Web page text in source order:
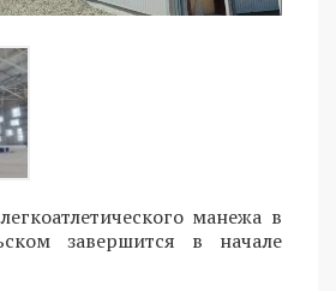
манежа в
завершится в начале